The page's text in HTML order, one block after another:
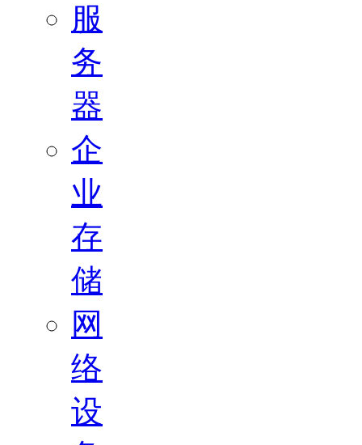
服
务
器
企
业
存
储
网
络
设